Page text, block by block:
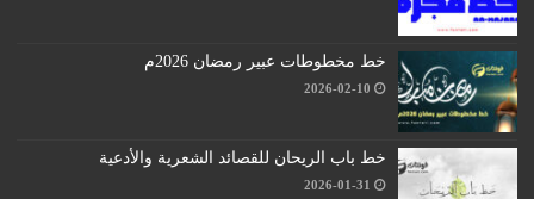
خط مخطوطات عبير رمضان 2026م
2026-02-10
خط باب الريحان للقصائد الشعرية والأدعية
2026-01-31